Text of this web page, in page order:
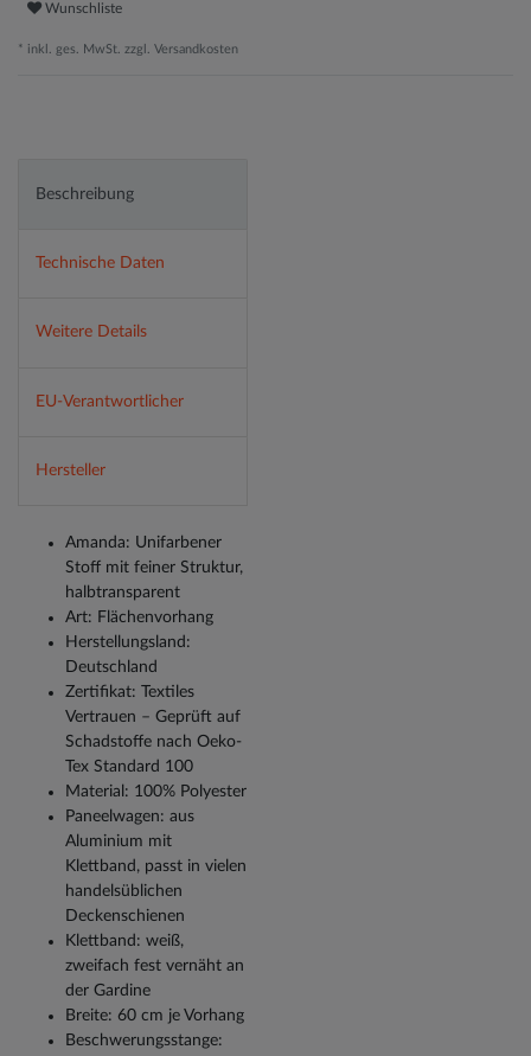
Wunschliste
* inkl. ges. MwSt. zzgl. Versandkosten
Beschreibung
Technische Daten
Weitere Details
EU-Verantwortlicher
Hersteller
Amanda: Unifarbener
Stoff mit feiner Struktur,
halbtransparent
Art: Flächenvorhang
Herstellungsland:
Deutschland
Zertifikat: Textiles
Vertrauen – Geprüft auf
Schadstoffe nach Oeko-
Tex Standard 100
Material: 100% Polyester
Paneelwagen: aus
Aluminium mit
Klettband, passt in vielen
handelsüblichen
Deckenschienen
Klettband: weiß,
zweifach fest vernäht an
der Gardine
Breite: 60 cm je Vorhang
Beschwerungsstange: